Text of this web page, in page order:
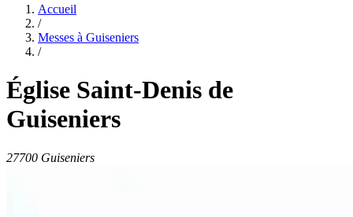
Accueil
/
Messes à Guiseniers
/
Église Saint-Denis de
Guiseniers
27700 Guiseniers